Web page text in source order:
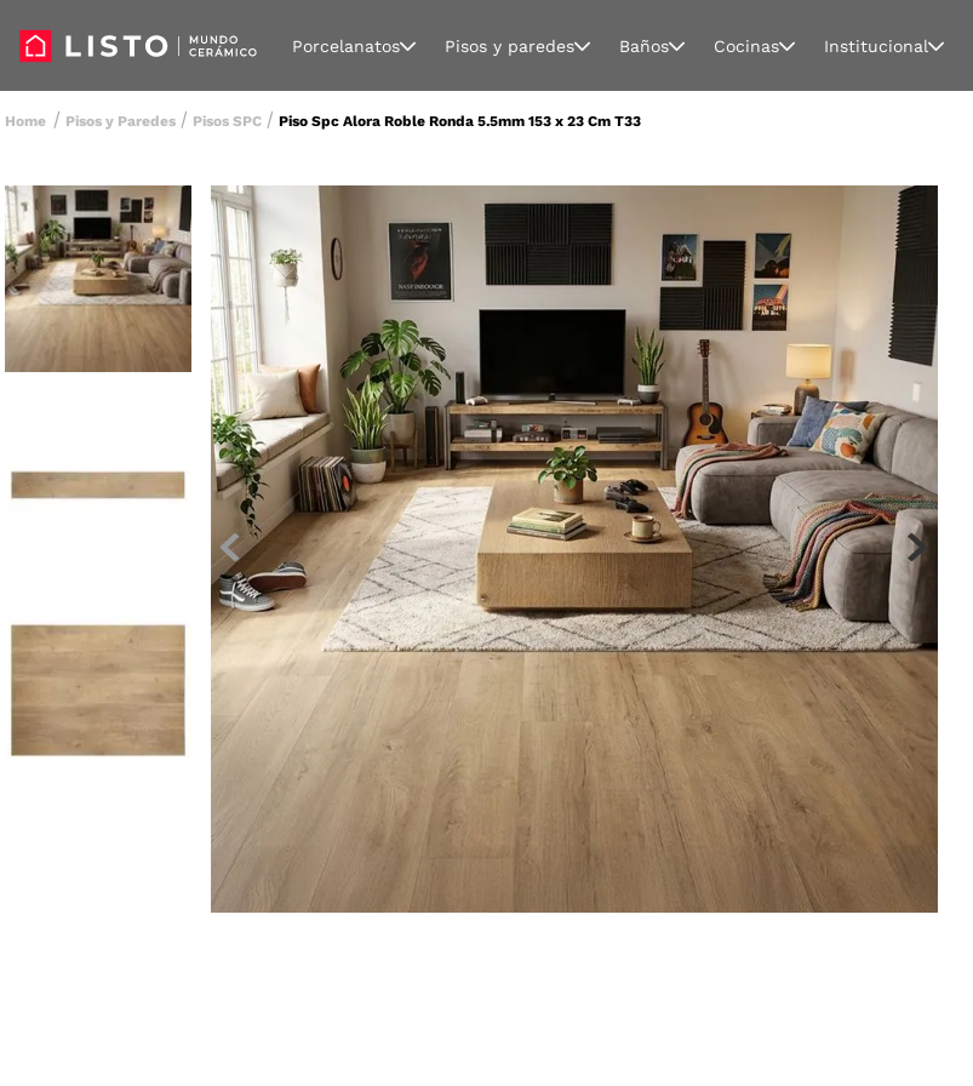
Porcelanatos Pisos y paredes Baños Cocinas Institucional
Pisos y Paredes Pisos SPC Piso Spc Alora Roble Ronda 5.5mm 153 x 23 Cm T33